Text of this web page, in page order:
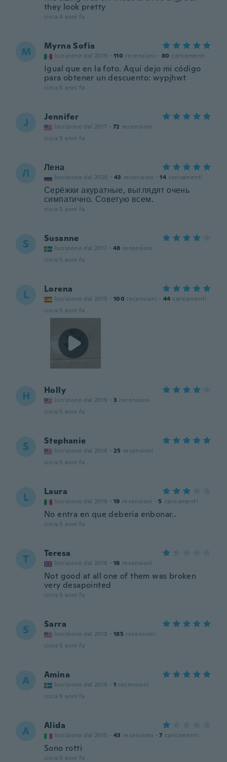
they look pretty
circa 4 anni fa
M Myrna Sofia
Iscrizione dal 2019 · 110 recensioni · 80 caricamenti
Igual que en la foto. Aquí dejo mi código
para obtener un descuento: wypjhwt
circa 5 anni fa
J Jennifer
Iscrizione dal 2017 · 72 recensioni
circa 5 anni fa
Л Лена
Iscrizione dal 2020 · 43 recensioni · 14 caricamenti
Серёжки акуратные, выглядят очень
симпатично. Советую всем.
circa 5 anni fa
S Susanne
Iscrizione dal 2017 · 48 recensioni
circa 5 anni fa
L Lorena
Iscrizione dal 2015 · 100 recensioni · 44 caricamenti
circa 5 anni fa
H Holly
Iscrizione dal 2019 · 3 recensioni
circa 5 anni fa
S Stephanie
Iscrizione dal 2018 · 25 recensioni
circa 5 anni fa
L Laura
Iscrizione dal 2019 · 19 recensioni · 5 caricamenti
No entra en que deberia enbonar..
circa 5 anni fa
T Teresa
Iscrizione dal 2018 · 18 recensioni
Not good at all one of them was broken
very desapointed
circa 5 anni fa
S Sarra
Iscrizione dal 2018 · 185 recensioni
circa 5 anni fa
A Amina
Iscrizione dal 2016 · 1 recensioni
circa 5 anni fa
A Alida
Iscrizione dal 2015 · 43 recensioni · 7 caricamenti
Sono rotti
circa 5 anni fa